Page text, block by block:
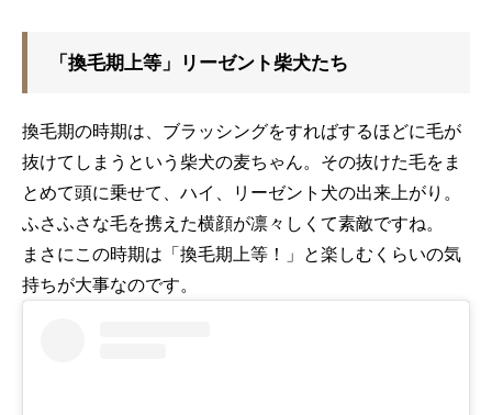
「換毛期上等」リーゼント柴犬たち
換毛期の時期は、ブラッシングをすればするほどに毛が
抜けてしまうという柴犬の麦ちゃん。その抜けた毛をま
とめて頭に乗せて、ハイ、リーゼント犬の出来上がり。
ふさふさな毛を携えた横顔が凛々しくて素敵ですね。
まさにこの時期は「換毛期上等！」と楽しむくらいの気
持ちが大事なのです。